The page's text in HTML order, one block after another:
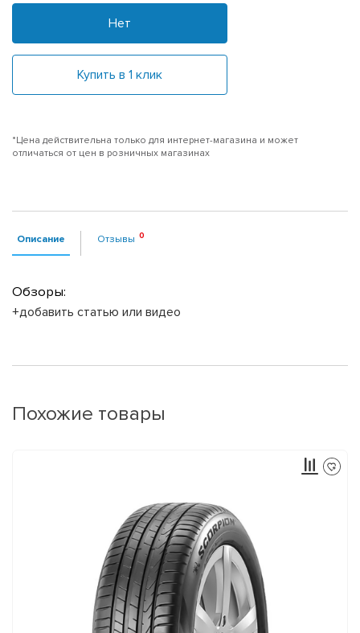
Нет
Купить в 1 клик
*Цена действительна только для интернет-магазина и может
отличаться от цен в розничных магазинах
Описание Отзывы
Обзоры:
+добавить статью или видео
Похожие товары